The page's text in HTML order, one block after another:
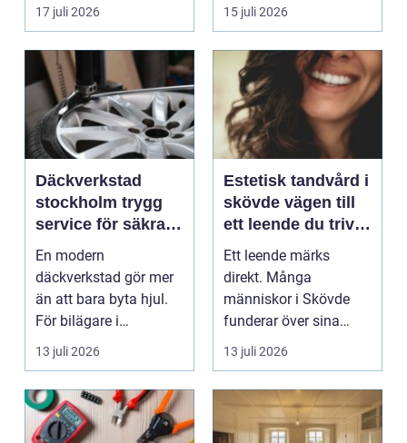
17 juli 2026 15 juli 2026
Däckverkstad
stockholm trygg
service för säkra
mil året runt
En modern
däckverkstad gör mer
än att bara byta hjul.
För bilägare i
Stockholm handlar
valet av däck...
13 juli 2026
Estetisk tandvård i
skövde vägen till
ett leende du trivs
med
Ett leende märks
direkt. Många
människor i Skövde
funderar över sina
tänder, men skjuter
upp att gör...
13 juli 2026